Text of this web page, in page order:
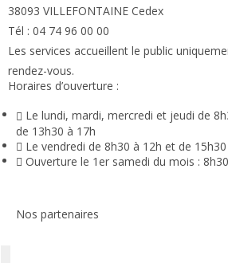
38093 VILLEFONTAINE Cedex
Tél : 04 74 96 00 00
Les services accueillent le public
rendez-vous.
Horaires d’ouverture :
Le lundi, mardi, mercredi et jeudi de
de 13h30 à 17h
Le vendredi de 8h30 à 12h et de
Ouverture le 1er samedi du mois :
Nos partenaires